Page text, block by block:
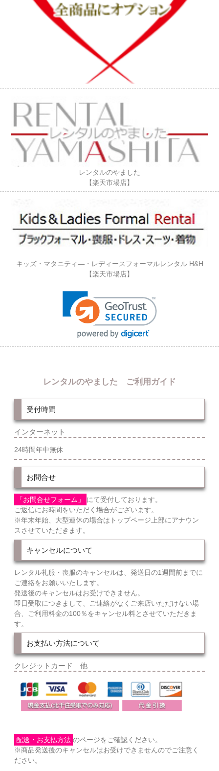
レンタルのやました
【楽天市場店】
キッズ・マタニティ―・レディースフォーマルレンタル H&H
【楽天市場店】
レンタルのやました ご利用ガイド
受付時間
インターネット
24時間年中無休
お問合せ
「お問合せフォーム」
にて受付しております。
ご返信にお時間をいただく場合がございます。
※年末年始、大型連休の場合はトップページ上部にアナウン
スさせていただきます。
キャンセルについて
レンタル礼服・喪服のキャンセルは、発送日の1週間前までに
ご連絡をお願いいたします。
発送後のキャンセルはお受けできません。
即日受取につきまして、ご連絡がなくご来店いただけない場
合、ご利用料金の100％をキャンセル料とさせていただきま
す。
お支払い方法について
クレジットカード 他
配送・お支払方法 のページをご確認ください。
※商品発送後のキャンセルはお受けできませんのでご注意く
ださい。